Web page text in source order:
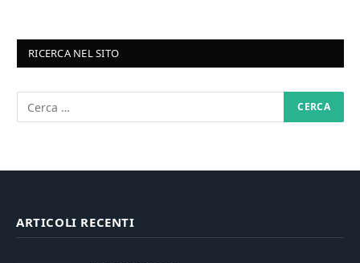
RICERCA NEL SITO
ARTICOLI RECENTI